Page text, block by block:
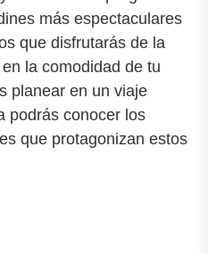
más espectaculares
que disfrutarás de la
la comodidad de tu
planear en un viaje
podrás conocer los
que protagonizan estos